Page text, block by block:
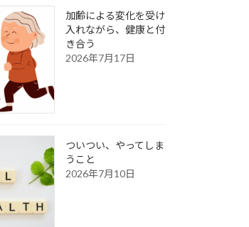
加齢による変化を受け
入れながら、健康と付
き合う
2026年7月17日
ついつい、やってしま
うこと
2026年7月10日